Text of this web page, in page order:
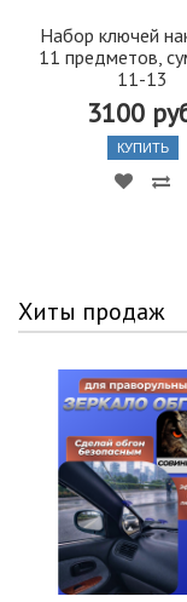
Набор ключей
11 предметов,
11-13
3100
КУПИТЬ
Хиты продаж